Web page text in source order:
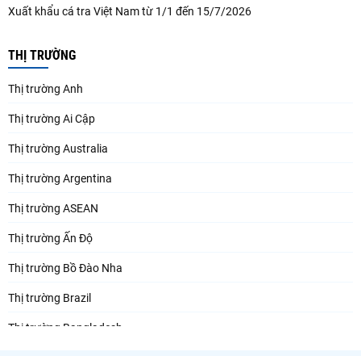
Xuất khẩu cá tra Việt Nam từ 1/1 đến 15/7/2026
THỊ TRƯỜNG
Thị trường Anh
Thị trường Ai Cập
Thị trường Australia
Thị trường Argentina
Thị trường ASEAN
Thị trường Ấn Độ
Thị trường Bồ Đào Nha
Thị trường Brazil
Thị trường Bangladesh